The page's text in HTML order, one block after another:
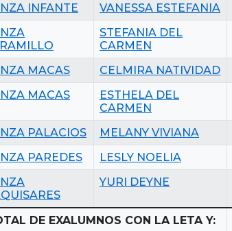
INFANTE VANESSA ESTEFANIA
STEFANIA DEL
CARMEN
MACAS CELMIRA NATIVIDAD
MACAS
ESTHELA DEL
CARMEN
PALACIOS MELANY VIVIANA
PAREDES
LESLY NOELIA
YURI DEYNE
DE EXALUMNOS CON LA LETA Y: